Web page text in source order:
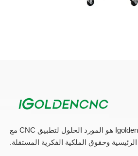
شاندونغ Igolden CNC هو المورد الحلول لتطبيق CNC مع
الرئيسية وحقوق الملكية الفكرية المستقلة.